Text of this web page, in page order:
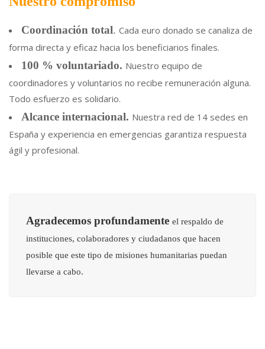
Coordinación total. Cada euro donado se canaliza de
forma directa y eficaz hacia los beneficiarios finales.
100 % voluntariado. Nuestro equipo de
coordinadores y voluntarios no recibe remuneración alguna.
Todo esfuerzo es solidario.
Alcance internacional. Nuestra red de 14 sedes en
España y experiencia en emergencias garantiza respuesta
ágil y profesional.
Agradecemos profundamente el respaldo de
instituciones, colaboradores y ciudadanos que hacen
posible que este tipo de misiones humanitarias puedan
llevarse a cabo.